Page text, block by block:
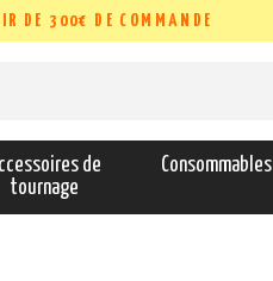
DE 300€ DE COMMANDE
de
tournage
Consommables